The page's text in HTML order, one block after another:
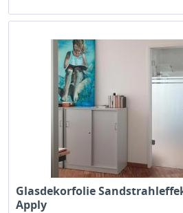
Glasdekorfolie
Apply